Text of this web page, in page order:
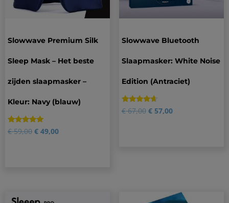
Slowwave Premium Silk
Sleep Mask – Het beste
zijden slaapmasker –
Kleur: Navy (blauw)
Gewaardeerd
4.81
36
€59,00 € 49,00
Slowwave Bluetooth
Slaapmasker: White Noise
Edition (Antraciet)
Gewaardeerd
4.50
2
€67,00 €57,00